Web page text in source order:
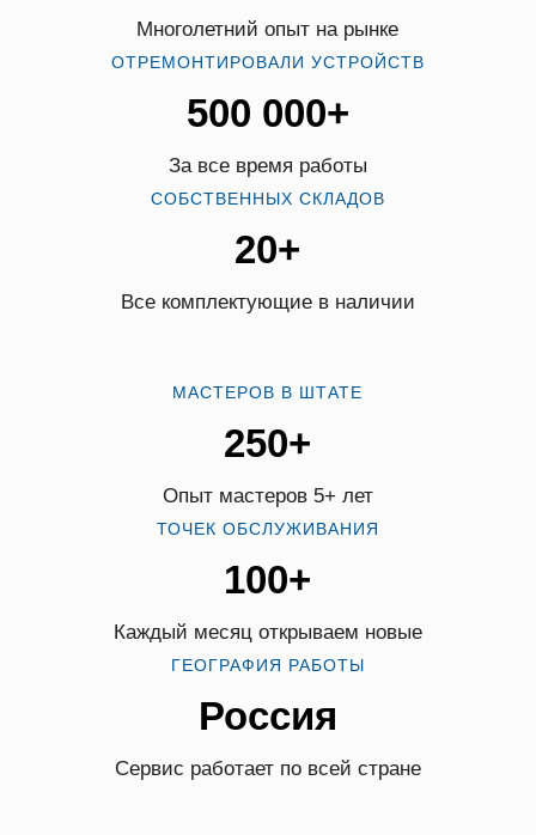
Многолетний опыт на рынке
ОТРЕМОНТИРОВАЛИ УСТРОЙСТВ
500 000+
За все время работы
СОБСТВЕННЫХ СКЛАДОВ
20+
Все комплектующие в наличии
МАСТЕРОВ В ШТАТЕ
250+
Опыт мастеров 5+ лет
ТОЧЕК ОБСЛУЖИВАНИЯ
100+
Каждый месяц открываем новые
ГЕОГРАФИЯ РАБОТЫ
Россия
Сервис работает по всей стране